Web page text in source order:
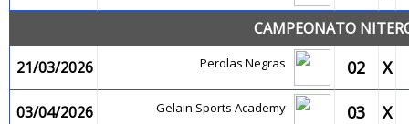
CAMPEONATO
21/03/2026
Perolas Negras 02 X
03/04/2026 Gelain Sports Academy 03 X